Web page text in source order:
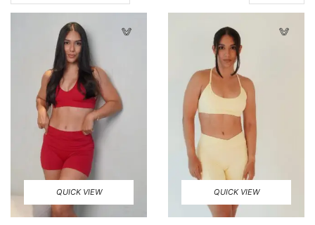
QUICK VIEW QUICK VIEW